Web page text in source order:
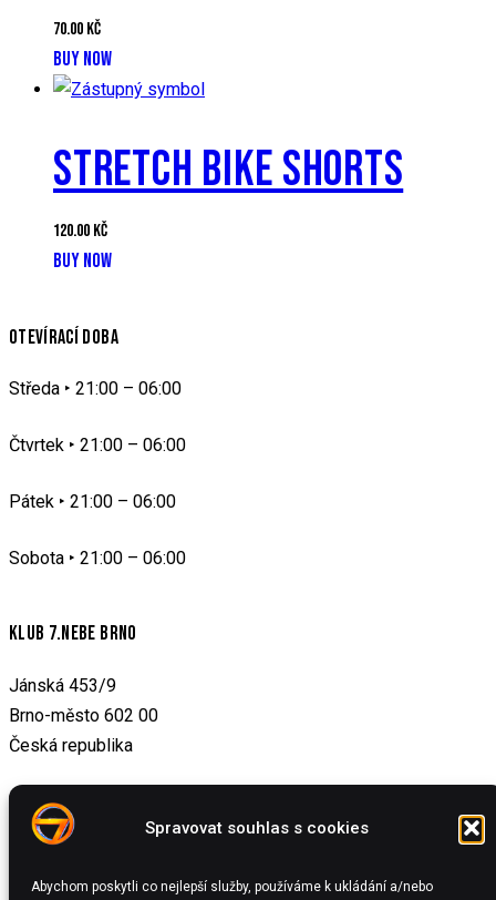
Spravovat souhlas s cookies
Abychom poskytli co nejlepší služby, používáme k ukládání a/nebo
70.00 Kč
BUY NOW
STRETCH BIKE SHORTS
120.00 Kč
BUY NOW
OTEVÍRACÍ DOBA
Středa ‣ 21:00 – 06:00
Čtvrtek ‣ 21:00 – 06:00
Pátek ‣ 21:00 – 06:00
Sobota ‣ 21:00 – 06:00
KLUB 7.NEBE BRNO
Jánská 453/9
Brno-město 602 00
Česká republika
info@7nebe.cz
MENU